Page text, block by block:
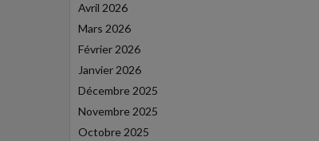
Avril 2026
Mars 2026
Février 2026
Janvier 2026
Décembre 2025
Novembre 2025
Octobre 2025